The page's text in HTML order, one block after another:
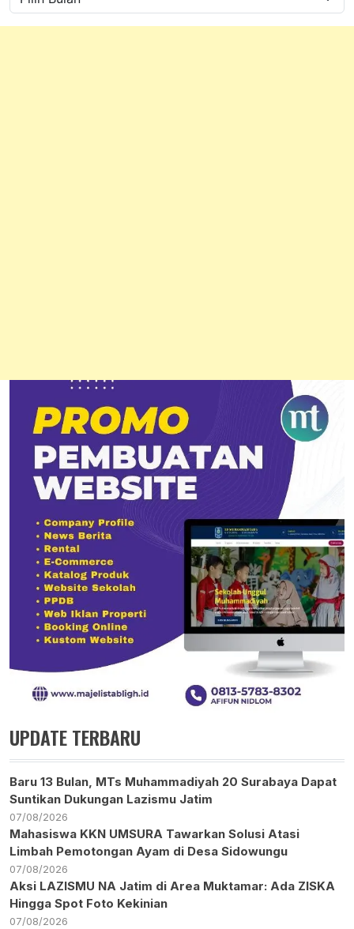
UPDATE TERBARU
Baru 13 Bulan, MTs Muhammadiyah 20 Surabaya Dapat
Suntikan Dukungan Lazismu Jatim
07/08/2026
Mahasiswa KKN UMSURA Tawarkan Solusi Atasi
Limbah Pemotongan Ayam di Desa Sidowungu
07/08/2026
Aksi LAZISMU NA Jatim di Area Muktamar: Ada ZISKA
Hingga Spot Foto Kekinian
07/08/2026